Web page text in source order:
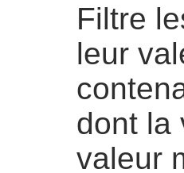
Filtre
leur
dont la
valeur